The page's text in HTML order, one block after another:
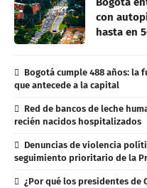
con
hasta en
Bogotá cumple 488 años: la
que antecede a la capital
Red de bancos de leche
recién nacidos hospitalizados
Denuncias de violencia
seguimiento prioritario de la
¿Por qué los presidentes de